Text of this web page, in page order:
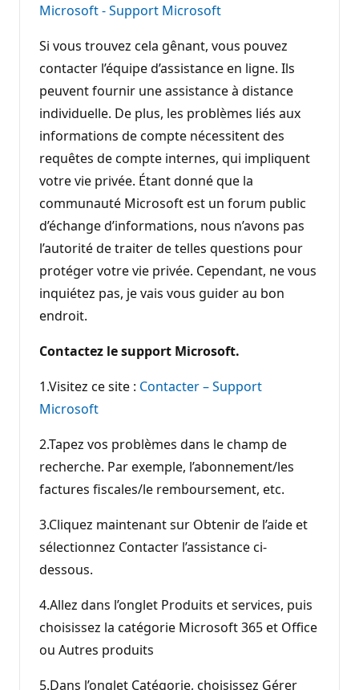
Microsoft - Support Microsoft
Si vous trouvez cela gênant, vous pouvez
contacter l’équipe d’assistance en ligne. Ils
peuvent fournir une assistance à distance
individuelle. De plus, les problèmes liés aux
informations de compte nécessitent des
requêtes de compte internes, qui impliquent
votre vie privée. Étant donné que la
communauté Microsoft est un forum public
d’échange d’informations, nous n’avons pas
l’autorité de traiter de telles questions pour
protéger votre vie privée. Cependant, ne vous
inquiétez pas, je vais vous guider au bon
endroit.
Contactez le support Microsoft.
1.Visitez ce site : Contacter – Support
Microsoft
2.Tapez vos problèmes dans le champ de
recherche. Par exemple, l’abonnement/les
factures fiscales/le remboursement, etc.
3.Cliquez maintenant sur Obtenir de l’aide et
sélectionnez Contacter l’assistance ci-
dessous.
4.Allez dans l’onglet Produits et services, puis
choisissez la catégorie Microsoft 365 et Office
ou Autres produits
5.Dans l’onglet Catégorie, choisissez Gérer